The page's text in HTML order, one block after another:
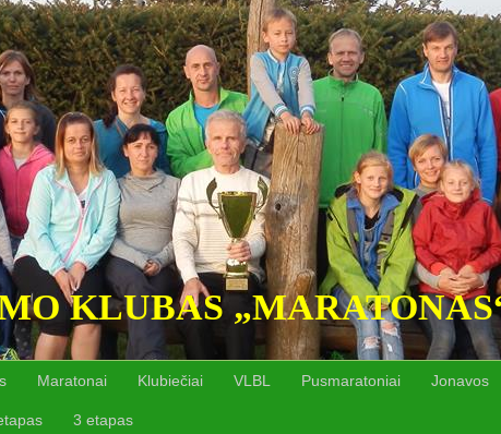
KLUBAS
Maratonai Klubiečiai VLBL Pusmaratoniai Jonavos
3 etapas